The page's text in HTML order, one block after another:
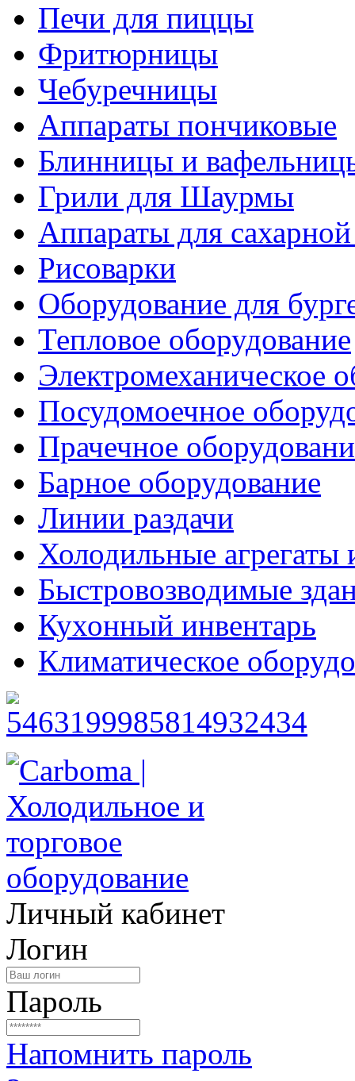
Печи для пиццы
Фритюрницы
Чебуречницы
Аппараты пончиковые
Блинницы и
Грили для Шаурмы
Аппараты для
Рисоварки
Оборудование для
Тепловое оборудование
Электромеханическое
Посудомоечное
Прачечное
Барное оборудование
Линии раздачи
Холодильные агрегаты
Быстровозводимые
Кухонный инвентарь
Климатическое
Личный кабинет
Логин
Пароль
Напомнить пароль